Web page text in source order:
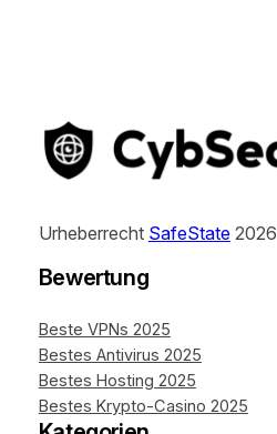
Urheberrecht SafeState2026
Bewertung
Beste VPNs 2025
Bestes Antivirus 2025
Bestes Hosting 2025
Bestes Krypto-Casino 2025